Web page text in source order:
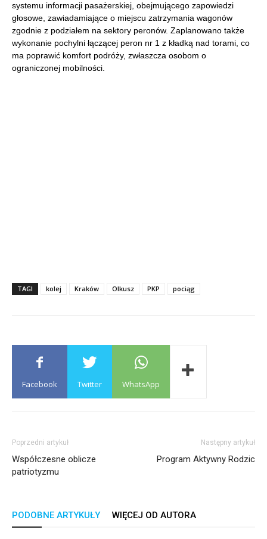
systemu informacji pasażerskiej, obejmującego zapowiedzi
głosowe, zawiadamiające o miejscu zatrzymania wagonów
zgodnie z podziałem na sektory peronów. Zaplanowano także
wykonanie pochylni łączącej peron nr 1 z kładką nad torami, co
ma poprawić komfort podróży, zwłaszcza osobom o
ograniczonej mobilności.
TAGI kolej Kraków Olkusz PKP pociąg
Facebook Twitter WhatsApp
Poprzedni artykuł
Współczesne oblicze
patriotyzmu
Następny artykuł
Program Aktywny Rodzic
PODOBNE ARTYKUŁY WIĘCEJ OD AUTORA